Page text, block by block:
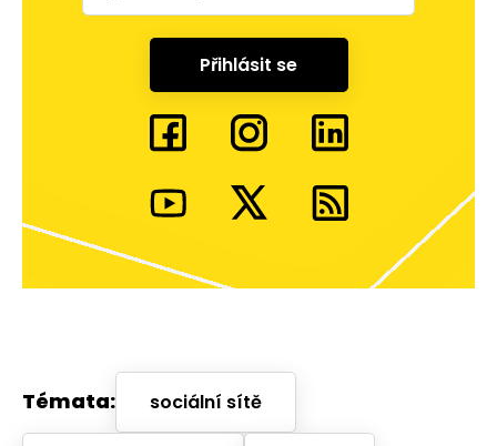
Přihlásit se
Témata: sociální sítě